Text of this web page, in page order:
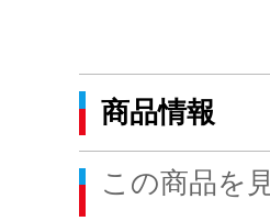
商品情報
この商品を